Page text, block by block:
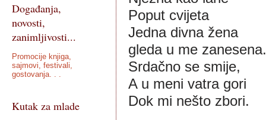
Poput cvijeta
Jedna divna žena
gleda u me zanesena.
Srdačno se smije,
A u meni vatra gori
Dok mi nešto zbori.
Događanja,
novosti,
zanimljivosti...
Promocije knjiga,
sajmovi, festivali,
gostovanja. . .
Kutak za mlade